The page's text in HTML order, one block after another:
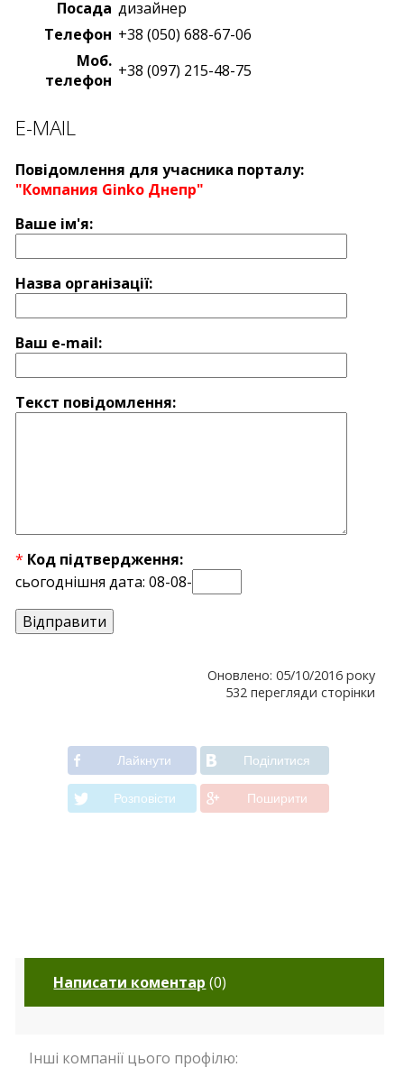
Посада дизайнер
Телефон +38 (050) 688-67-06
Моб.
телефон +38 (097) 215-48-75
E-MAIL
Повідомлення для учасника порталу:
"Компания Ginko Днепр"
Ваше ім'я:
Назва оргaнізації:
Ваш e-mail:
Текст повідомлення:
* Код підтвердження:
сьогоднішня дата: 08-08-
Оновлено: 05/10/2016 року
532 перегляди сторінки
Лайкнути Подiлитися
Розповiсти Поширити
Написати коментар (0)
Інші компанії цього профілю: